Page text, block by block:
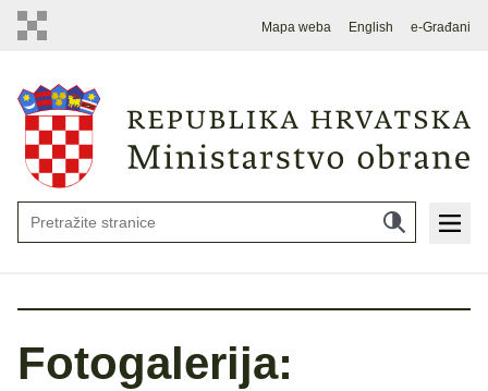
Mapa weba English e-Građani
Fotogalerija: